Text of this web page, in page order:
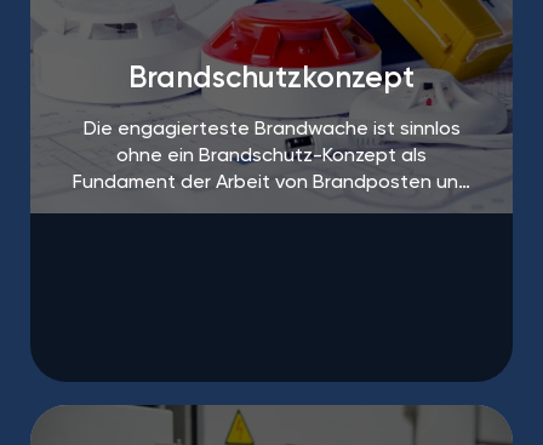
Brandschutzkonzept
Die engagierteste Brandwache ist sinnlos
ohne ein Brandschutz-Konzept als
Fundament der Arbeit von Brandposten und